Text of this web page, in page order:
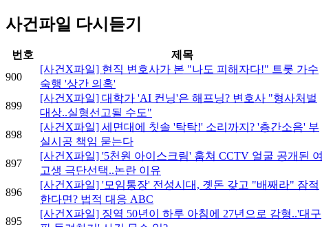
사건파일 다시듣기
번호 제목
900
[사건X파일] 현직 변호사가 본 "나도 피해자다!" 트롯 가수
숙행 '상간 의혹'
899
[사건X파일] 대학가 'AI 컨닝'은 해프닝? 변호사 "형사처벌
대상..실형선고될 수도"
898
[사건X파일] 세면대에 칫솔 '탁탁!' 소리까지? '층간소음' 부
실시공 책임 묻는다
897
[사건X파일] '5천원 아이스크림' 훔쳐 CCTV 얼굴 공개된 여
고생 극단선택..논란 이유
896
[사건X파일] '모임통장' 전성시대, 곗돈 갖고 "배째라" 잠적
한다면? 법적 대응 ABC
895
[사건X파일] 징역 50년이 하루 아침에 27년으로 감형..'대구